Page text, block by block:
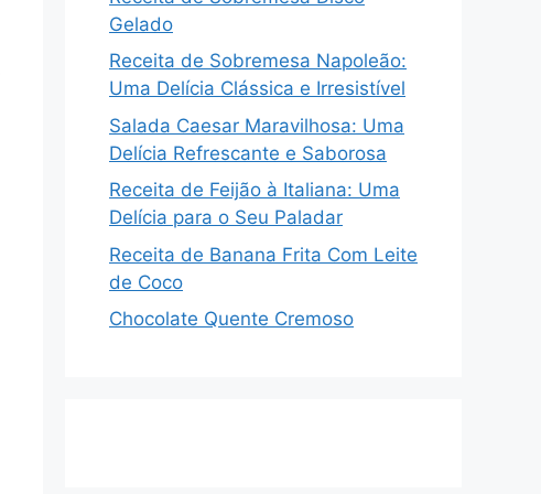
Gelado
Receita de Sobremesa Napoleão:
Uma Delícia Clássica e Irresistível
Salada Caesar Maravilhosa: Uma
Delícia Refrescante e Saborosa
Receita de Feijão à Italiana: Uma
Delícia para o Seu Paladar
Receita de Banana Frita Com Leite
de Coco
Chocolate Quente Cremoso